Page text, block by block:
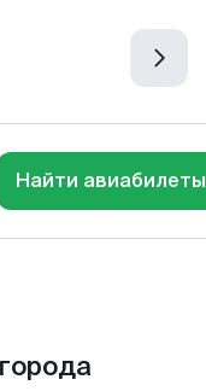
Найти авиабилеты